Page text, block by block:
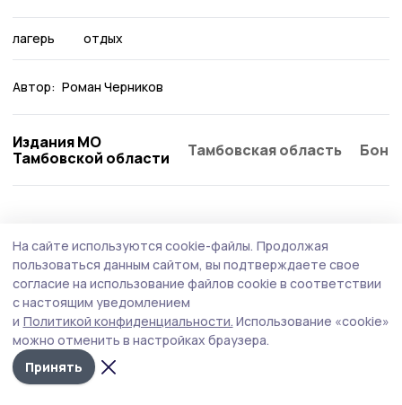
лагерь отдых
Автор: Роман Черников
Издания МО
Тамбовской области
Тамбовская область
Гости из других регионов выбирают
экскурсии в Котовск
Этим летом туристы чаще всего семьями приезжают
знакомиться с достопримечательностями города.
На сайте используются cookie-файлы. Продолжая
пользоваться данным сайтом, вы подтверждаете свое
согласие на использование файлов cookie в соответствии
с настоящим уведомлением
и Политикой конфиденциальности. Использование «cookie»
можно отменить в настройках браузера.
Принять